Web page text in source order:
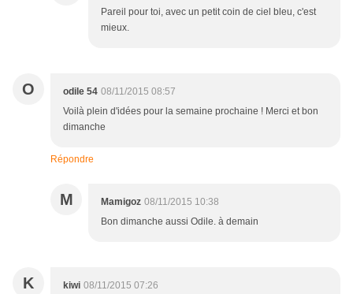
Pareil pour toi, avec un petit coin de ciel bleu, c'est
mieux.
O odile 54 08/11/2015 08:57
Voilà plein d'idées pour la semaine prochaine ! Merci et bon
dimanche
Répondre
M Mamigoz 08/11/2015 10:38
Bon dimanche aussi Odile. à demain
K kiwi 08/11/2015 07:26